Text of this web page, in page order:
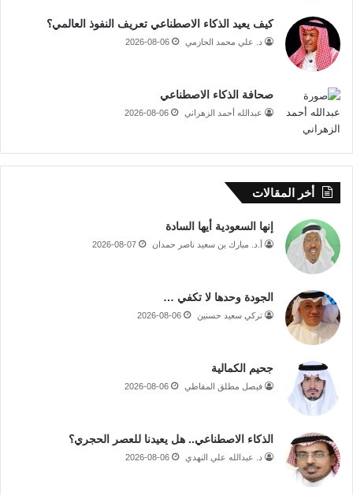
كيف يعيد الذكاء الاصطناعي تعريف النفوذ العالمي؟
د. علي محمد الحازمي 2026-08-06
صحافة الذكاء الاصطناعي
عبدالله أحمد الزهراني 2026-08-06
أخر المقالات
إنها السعودية أيها السادة
أ.د. مبارك بن سعيد ناصر حمدان 2026-08-07
الجودة وحدها لا تكفي …
تركي سعيد حسنين 2026-08-06
جحيم الكمالية
فيصل مطلق المقاطي 2026-08-06
الذكاء الاصطناعي.. هل يعيدنا للعصر الحجري؟
د. عبدالله علي النهدي 2026-08-06